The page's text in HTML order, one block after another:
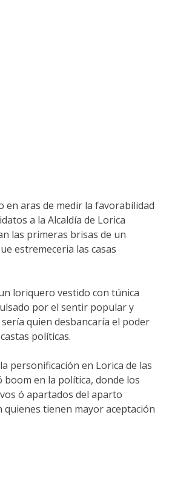
en aras de medir la favorabilidad
a la Alcaldía de Lorica
las primeras brisas de un
estremeceria las casas
loriquero vestido con túnica
por el sentir popular y
quien desbancaría el poder
políticas.
personificación en Lorica de las
boom en la política, donde los
ó apartados del aparto
tienen mayor aceptación